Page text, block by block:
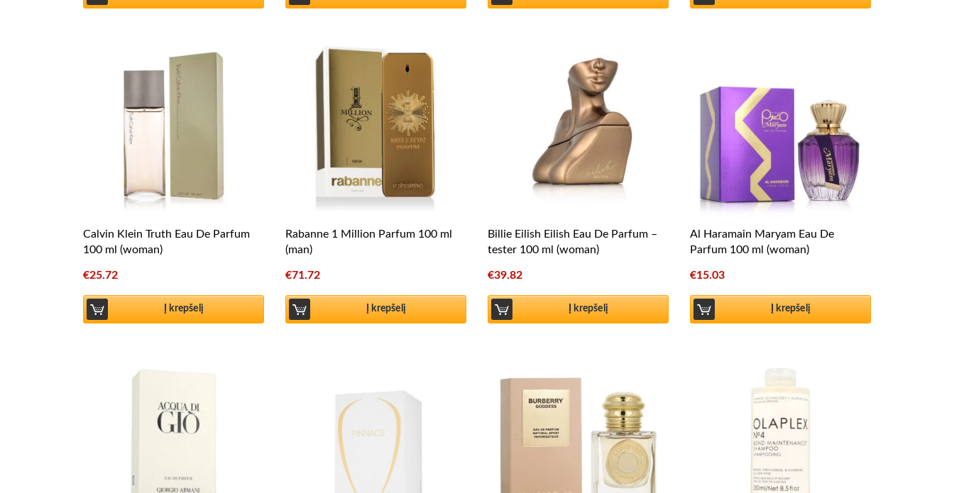
Calvin Klein Truth Eau De Parfum
100 ml (woman)
€25.72
Į krepšelį
Rabanne 1 Million Parfum 100 ml
(man)
€71.72
Į krepšelį
Billie Eilish Eilish Eau De Parfum –
tester 100 ml (woman)
€39.82
Į krepšelį
Al Haramain Maryam Eau De
Parfum 100 ml (woman)
€15.03
Į krepšelį